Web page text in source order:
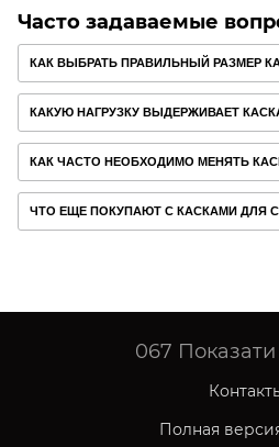
Часто задаваемые
КАК ВЫБРАТЬ ПРАВИЛЬНЫЙ РАЗМЕР
КАКУЮ НАГРУЗКУ ВЫДЕРЖИВАЕТ
КАК ЧАСТО НЕОБХОДИМО МЕНЯТЬ
ЧТО ЕЩЕ ПОКУПАЮТ С КАСКАМИ ДЛЯ
067
Полная